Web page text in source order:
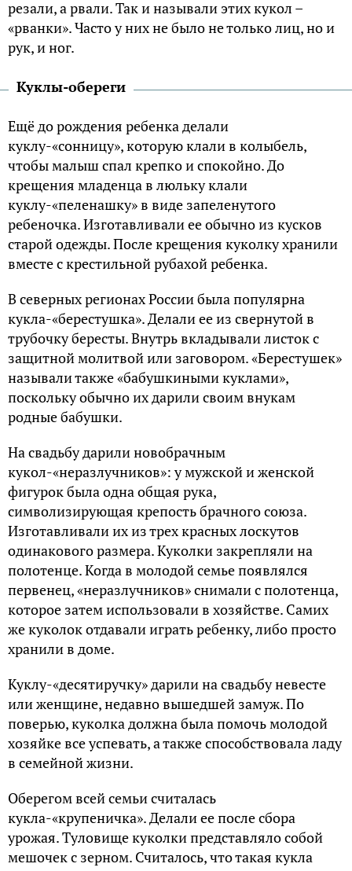
резали, а рвали. Так и называли этих кукол –
«рванки». Часто у них не было не только лиц, но и
рук, и ног.
Куклы-обереги
Ещё до рождения ребенка делали
куклу-«сонницу», которую клали в колыбель,
чтобы малыш спал крепко и спокойно. До
крещения младенца в люльку клали
куклу-«пеленашку» в виде запеленутого
ребеночка. Изготавливали ее обычно из кусков
старой одежды. После крещения куколку хранили
вместе с крестильной рубахой ребенка.
В северных регионах России была популярна
кукла-«берестушка». Делали ее из свернутой в
трубочку бересты. Внутрь вкладывали листок с
защитной молитвой или заговором. «Берестушек»
называли также «бабушкиными куклами»,
поскольку обычно их дарили своим внукам
родные бабушки.
На свадьбу дарили новобрачным
кукол-«неразлучников»: у мужской и женской
фигурок была одна общая рука,
символизирующая крепость брачного союза.
Изготавливали их из трех красных лоскутов
одинакового размера. Куколки закрепляли на
полотенце. Когда в молодой семье появлялся
первенец, «неразлучников» снимали с полотенца,
которое затем использовали в хозяйстве. Самих
же куколок отдавали играть ребенку, либо просто
хранили в доме.
Куклу-«десятиручку» дарили на свадьбу невесте
или женщине, недавно вышедшей замуж. По
поверью, куколка должна была помочь молодой
хозяйке все успевать, а также способствовала ладу
в семейной жизни.
Оберегом всей семьи считалась
кукла-«крупеничка». Делали ее после сбора
урожая. Туловище куколки представляло собой
мешочек с зерном. Считалось, что такая кукла